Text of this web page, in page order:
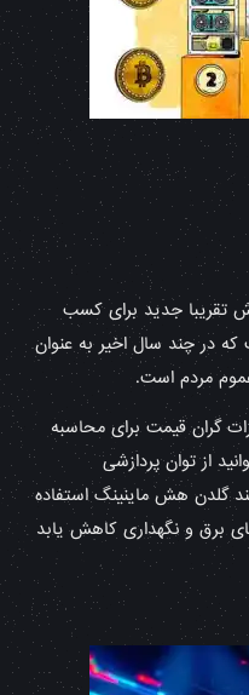
جدید برای کسب
که در چند سال اخیر به عنوان
مردم است.
گران قیمت برای محاسبه
از توان پردازشی
گلدن هش ماینینگ استفاده
برق و نگهداری کاهش یابد